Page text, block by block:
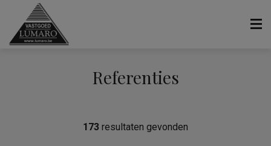
Referenties
173 resultaten gevonden